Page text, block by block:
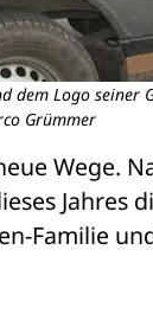
dem Logo seiner
Grümmer
Wege.
Jahres
Familie